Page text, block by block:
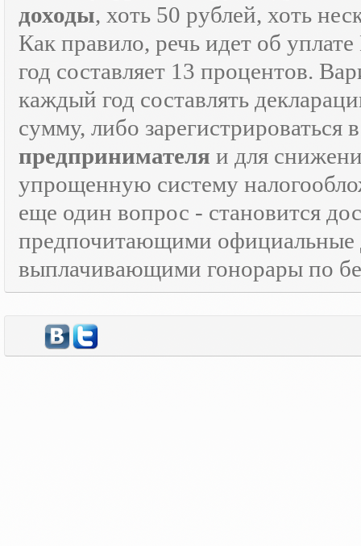
доходы, хоть 50 рублей, хоть
Как правило, речь идет об
год составляет 13 процентов.
каждый год составлять
сумму, либо зарегистрироваться
предпринимателя и для
упрощенную систему
еще один вопрос - становится
предпочитающими официальные
выплачивающими гонорары по